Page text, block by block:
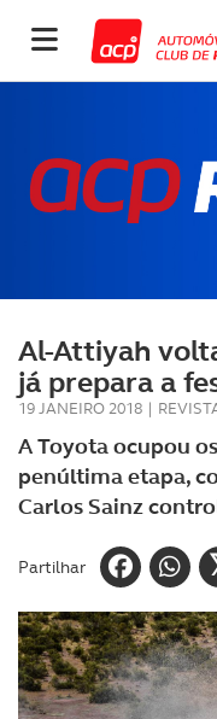
Al-Attiyah
já prepara a
19 JANEIRO 2018 |
A Toyota ocupou
penúltima etapa,
Carlos Sainz
Partilhar